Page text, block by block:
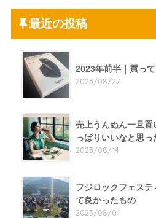
最近の投稿
2023年前半｜買っ
2023/08/27
売上うんぬん一旦
っぱりいいなと思っ
2023/08/14
フジロックフェス
て良かったもの
2023/08/01